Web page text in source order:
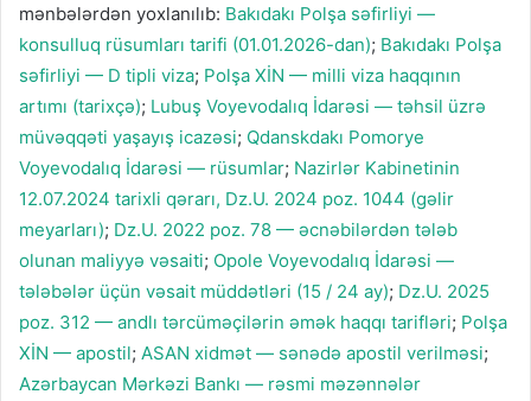
mənbələrdən yoxlanılıb: Bakıdakı Polşa səfirliyi —
konsulluq rüsumları tarifi (01.01.2026-dan); Bakıdakı Polşa
səfirliyi — D tipli viza; Polşa XİN — milli viza haqqının
artımı (tarixçə); Lubuş Voyevodalıq İdarəsi — təhsil üzrə
müvəqqəti yaşayış icazəsi; Qdanskdakı Pomorye
Voyevodalıq İdarəsi — rüsumlar; Nazirlər Kabinetinin
12.07.2024 tarixli qərarı, Dz.U. 2024 poz. 1044 (gəlir
meyarları); Dz.U. 2022 poz. 78 — əcnəbilərdən tələb
olunan maliyyə vəsaiti; Opole Voyevodalıq İdarəsi —
tələbələr üçün vəsait müddətləri (15 / 24 ay); Dz.U. 2025
poz. 312 — andlı tərcüməçilərin əmək haqqı tarifləri; Polşa
XİN — apostil; ASAN xidmət — sənədə apostil verilməsi;
Azərbaycan Mərkəzi Bankı — rəsmi məzənnələr